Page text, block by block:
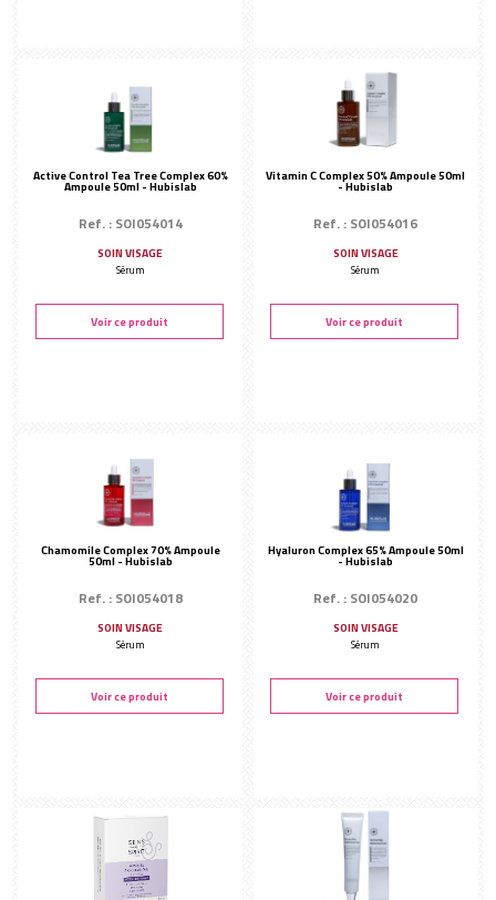
Active Control Tea Tree Complex 60%
Ampoule 50ml - Hubislab
Ref. : SOI054014
SOIN VISAGE
Sérum
Voir ce produit
Vitamin C Complex 50% Ampoule 50ml
- Hubislab
Ref. : SOI054016
SOIN VISAGE
Sérum
Voir ce produit
Chamomile Complex 70% Ampoule
50ml - Hubislab
Ref. : SOI054018
SOIN VISAGE
Sérum
Voir ce produit
Hyaluron Complex 65% Ampoule 50ml
- Hubislab
Ref. : SOI054020
SOIN VISAGE
Sérum
Voir ce produit